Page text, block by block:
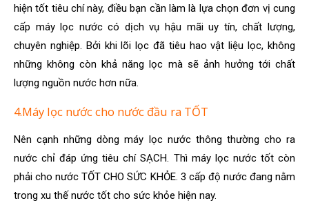
hiện tốt tiêu chí này, điều bạn cần làm là lựa chọn đơn vị cung
cấp máy lọc nước có dịch vụ hậu mãi uy tín, chất lượng,
chuyên nghiệp. Bởi khi lõi lọc đã tiêu hao vật liệu lọc, không
những không còn khả năng lọc mà sẽ ảnh hưởng tới chất
lượng nguồn nước hơn nữa.
4.Máy lọc nước cho nước đầu ra TỐT
Nên cạnh những dòng máy lọc nước thông thường cho ra
nước chỉ đáp ứng tiêu chí SẠCH. Thì máy lọc nước tốt còn
phải cho nước TỐT CHO SỨC KHỎE. 3 cấp độ nước đang nằm
trong xu thế nước tốt cho sức khỏe hiện nay.